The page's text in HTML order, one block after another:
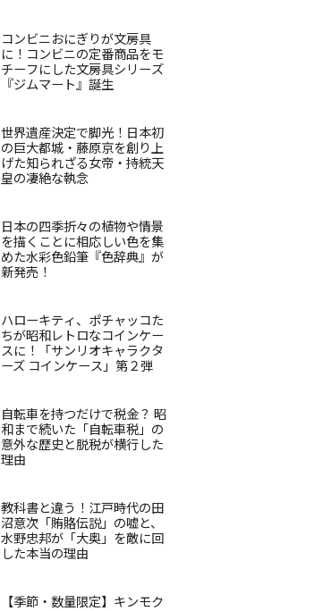
コンビニおにぎりが文房具
に！コンビニの定番商品をモ
チーフにした文房具シリーズ
『ジムマート』誕生
世界遺産決定で脚光！日本初
の巨大都城・藤原京を創り上
げた知られざる女帝・持統天
皇の凄絶な執念
日本の四季折々の植物や情景
を描くことに相応しい色を集
めた水彩色鉛筆『色辞典』が
新発売！
ハローキティ、ポチャッコた
ちが昭和レトロなコインケー
スに！「サンリオキャラクタ
ーズ コインケース」第２弾
自転車を持つだけで税金？ 昭
和まで続いた「自転車税」の
意外な歴史と脱税が横行した
理由
教科書と違う！江戸時代の田
沼意次「賄賂伝説」の嘘と、
水野忠邦が「大奥」を敵に回
した本当の理由
【季節・数量限定】キンモク